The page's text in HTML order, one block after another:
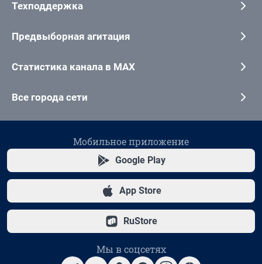
Техподдержка
Предвыборная агитация
Статистика канала в MAX
Все города сети
Мобильное приложение
Google Play
App Store
RuStore
Мы в соцсетях